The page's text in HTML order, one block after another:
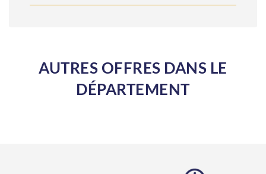
AUTRES OFFRES DANS LE
DÉPARTEMENT